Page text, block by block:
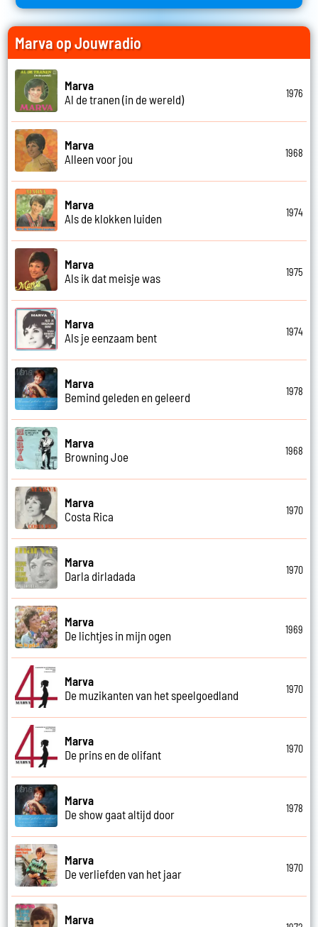
Marva op Jouwradio
Marva
Al de tranen (in de wereld)
1976
Marva
Alleen voor jou
1968
Marva
Als de klokken luiden
1974
Marva
Als ik dat meisje was
1975
Marva
Als je eenzaam bent
1974
Marva
Bemind geleden en geleerd
1978
Marva
Browning Joe
1968
Marva
Costa Rica
1970
Marva
Darla dirladada
1970
Marva
De lichtjes in mijn ogen
1969
Marva
De muzikanten van het speelgoedland
1970
Marva
De prins en de olifant
1970
Marva
De show gaat altijd door
1978
Marva
De verliefden van het jaar
1970
Marva